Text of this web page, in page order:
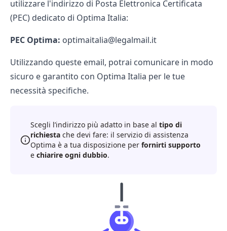
utilizzare l'indirizzo di Posta Elettronica Certificata
(PEC) dedicato di Optima Italia:
PEC Optima: optimaitalia@legalmail.it
Utilizzando queste email, potrai comunicare in modo
sicuro e garantito con Optima Italia per le tue
necessità specifiche.
Scegli l’indirizzo più adatto in base al tipo di
richiesta che devi fare: il servizio di assistenza
Optima è a tua disposizione per fornirti supporto
e chiarire ogni dubbio.